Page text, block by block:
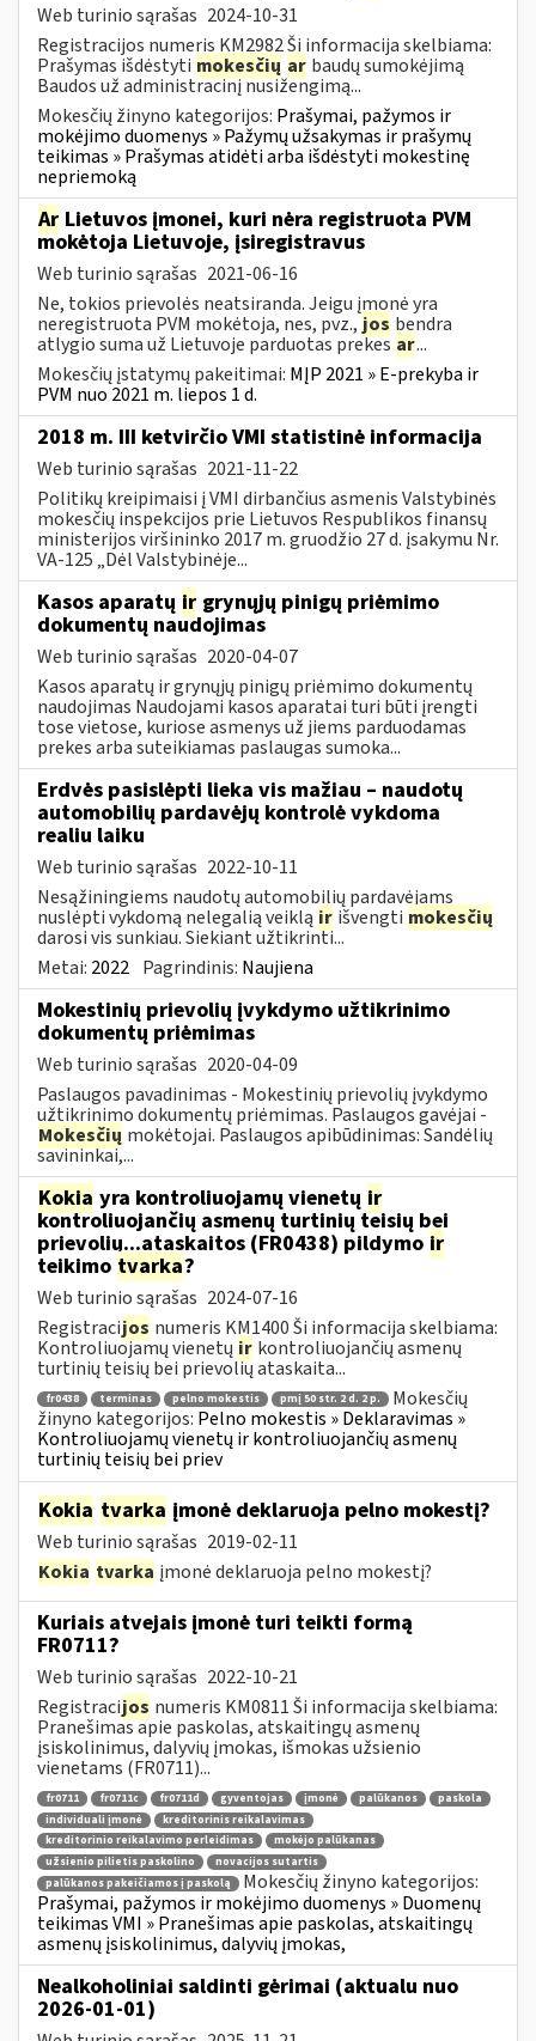
Web turinio sąrašas 2024-10-31
Registracijos numeris KM2982 Ši informacija skelbiama:
Prašymas išdėstyti mokesčių ar baudų sumokėjimą
Baudos už administracinį nusižengimą...
Mokesčių žinyno kategorijos: Prašymai, pažymos ir
mokėjimo duomenys » Pažymų užsakymas ir prašymų
teikimas » Prašymas atidėti arba išdėstyti mokestinę
nepriemoką
Ar Lietuvos įmonei, kuri nėra registruota PVM
mokėtoja Lietuvoje, įsiregistravus
Web turinio sąrašas 2021-06-16
Ne, tokios prievolės neatsiranda. Jeigu įmonė yra
neregistruota PVM mokėtoja, nes, pvz., jos bendra
atlygio suma už Lietuvoje parduotas prekes ar...
Mokesčių įstatymų pakeitimai: MĮP 2021 » E-prekyba ir
PVM nuo 2021 m. liepos 1 d.
2018 m. III ketvirčio VMI statistinė informacija
Web turinio sąrašas 2021-11-22
Politikų kreipimaisi į VMI dirbančius asmenis Valstybinės
mokesčių inspekcijos prie Lietuvos Respublikos finansų
ministerijos viršininko 2017 m. gruodžio 27 d. įsakymu Nr.
VA-125 „Dėl Valstybinėje...
Kasos aparatų ir grynųjų pinigų priėmimo
dokumentų naudojimas
Web turinio sąrašas 2020-04-07
Kasos aparatų ir grynųjų pinigų priėmimo dokumentų
naudojimas Naudojami kasos aparatai turi būti įrengti
tose vietose, kuriose asmenys už jiems parduodamas
prekes arba suteikiamas paslaugas sumoka...
Erdvės pasislėpti lieka vis mažiau – naudotų
automobilių pardavėjų kontrolė vykdoma
realiu laiku
Web turinio sąrašas 2022-10-11
Nesąžiningiems naudotų automobilių pardavėjams
nuslėpti vykdomą nelegalią veiklą ir išvengti mokesčių
darosi vis sunkiau. Siekiant užtikrinti...
Metai: 2022 Pagrindinis: Naujiena
Mokestinių prievolių įvykdymo užtikrinimo
dokumentų priėmimas
Web turinio sąrašas 2020-04-09
Paslaugos pavadinimas - Mokestinių prievolių įvykdymo
užtikrinimo dokumentų priėmimas. Paslaugos gavėjai -
Mokesčių mokėtojai. Paslaugos apibūdinimas: Sandėlių
savininkai,...
Kokia yra kontroliuojamų vienetų ir
kontroliuojančių asmenų turtinių teisių bei
prievolių...ataskaitos (FR0438) pildymo ir
teikimo tvarka?
Web turinio sąrašas 2024-07-16
Registracijos numeris KM1400 Ši informacija skelbiama:
Kontroliuojamų vienetų ir kontroliuojančių asmenų
turtinių teisių bei prievolių ataskaita...
fr0438 terminas pelno mokestis pmį 50 str. 2 d. 2 p.
Mokesčių
žinyno kategorijos: Pelno mokestis » Deklaravimas »
Kontroliuojamų vienetų ir kontroliuojančių asmenų
turtinių teisių bei priev
Kokia tvarka įmonė deklaruoja pelno mokestį?
Web turinio sąrašas 2019-02-11
Kokia tvarka įmonė deklaruoja pelno mokestį?
Kuriais atvejais įmonė turi teikti formą
FR0711?
Web turinio sąrašas 2022-10-21
Registracijos numeris KM0811 Ši informacija skelbiama:
Pranešimas apie paskolas, atskaitingų asmenų
įsiskolinimus, dalyvių įmokas, išmokas užsienio
vienetams (FR0711)...
fr0711 fr0711c fr0711d gyventojas įmonė palūkanos
paskola
individuali įmonė
kreditorinis reikalavimas
kreditorinio reikalavimo perleidimas
mokėjo palūkanas
užsienio pilietis paskolino
novacijos sutartis
palūkanos pakeičiamos į paskolą
Mokesčių žinyno kategorijos:
Prašymai, pažymos ir mokėjimo duomenys » Duomenų
teikimas VMI » Pranešimas apie paskolas, atskaitingų
asmenų įsiskolinimus, dalyvių įmokas,
Nealkoholiniai saldinti gėrimai (aktualu nuo
2026-01-01)